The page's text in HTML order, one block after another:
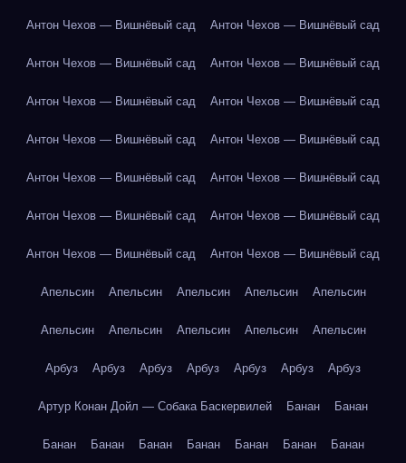
Антон Чехов — Вишнёвый сад Антон Чехов — Вишнёвый сад
Антон Чехов — Вишнёвый сад Антон Чехов — Вишнёвый сад
Антон Чехов — Вишнёвый сад Антон Чехов — Вишнёвый сад
Антон Чехов — Вишнёвый сад Антон Чехов — Вишнёвый сад
Антон Чехов — Вишнёвый сад Антон Чехов — Вишнёвый сад
Антон Чехов — Вишнёвый сад Антон Чехов — Вишнёвый сад
Антон Чехов — Вишнёвый сад Антон Чехов — Вишнёвый сад
Апельсин Апельсин Апельсин Апельсин Апельсин
Апельсин Апельсин Апельсин Апельсин Апельсин
Арбуз Арбуз Арбуз Арбуз Арбуз Арбуз Арбуз
Артур Конан Дойл — Собака Баскервилей Банан Банан
Банан Банан Банан Банан Банан Банан Банан